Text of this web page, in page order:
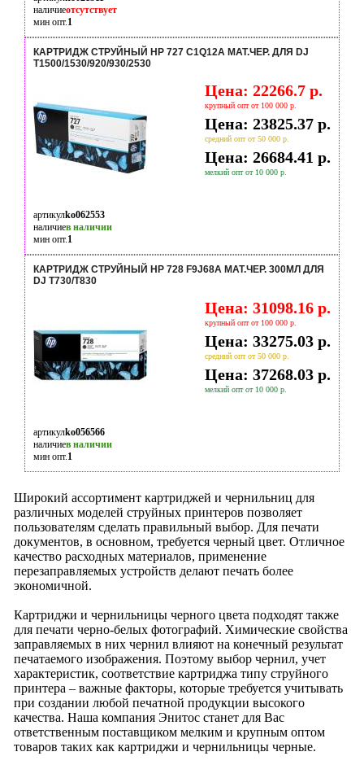
наличиеотсутствует
мин опт.1
КАРТРИДЖ СТРУЙНЫЙ HP 727 C1Q12A МАТ.ЧЕР. ДЛЯ DJ
T1500/1530/920/930/2530
Цена: 22266.7 р.
крупный опт от 100 000 р.
Цена: 23825.37 р.
средний опт от 50 000 р.
Цена: 26684.41 р.
мелкий опт от 10 000 р.
артикулko062553
наличиев наличии
мин опт.1
КАРТРИДЖ СТРУЙНЫЙ HP 728 F9J68A МАТ.ЧЕР. 300МЛ ДЛЯ
DJ T730/T830
Цена: 31098.16 р.
крупный опт от 100 000 р.
Цена: 33275.03 р.
средний опт от 50 000 р.
Цена: 37268.03 р.
мелкий опт от 10 000 р.
артикулko056566
наличиев наличии
мин опт.1
Широкий ассортимент картриджей и чернильниц для
различных моделей струйных принтеров позволяет
пользователям сделать правильный выбор. Для печати
документов, в основном, требуется черный цвет. Отличное
качество расходных материалов, применение
перезаправляемых устройств делают печать более
экономичной.
Картриджи и чернильницы черного цвета подходят также
для печати черно-белых фотографий. Химические свойства
заправляемых в них чернил влияют на конечный результат
печатаемого изображения. Поэтому выбор чернил, учет
характеристик, соответствие картриджа типу струйного
принтера – важные факторы, которые требуется учитывать
при создании любой печатной продукции высокого
качества. Наша компания Энитос станет для Вас
ответственным поставщиком мелким и крупным оптом
товаров таких как картриджи и чернильницы черные.